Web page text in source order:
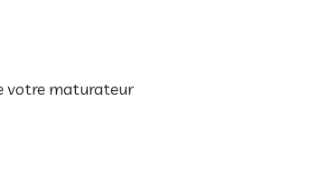
votre maturateur